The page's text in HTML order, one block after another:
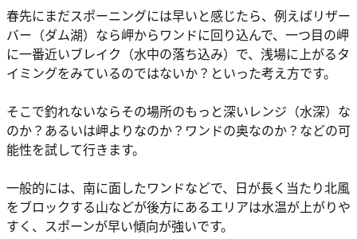
春先にまだスポーニングには早いと感じたら、例えばリザー
バー（ダム湖）なら岬からワンドに回り込んで、一つ目の岬
に一番近いブレイク（水中の落ち込み）で、浅場に上がるタ
イミングをみているのではないか？といった考え方です。
そこで釣れないならその場所のもっと深いレンジ（水深）な
のか？あるいは岬よりなのか？ワンドの奥なのか？などの可
能性を試して行きます。
一般的には、南に面したワンドなどで、日が長く当たり北風
をブロックする山などが後方にあるエリアは水温が上がりや
すく、スポーンが早い傾向が強いです。